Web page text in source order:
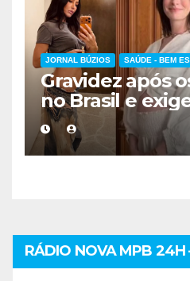
JORNAL BÚZIOS SAÚDE - BEM
Gravidez após
no Brasil e
mais cuidadoso
RÁDIO NOVA MPB 24H